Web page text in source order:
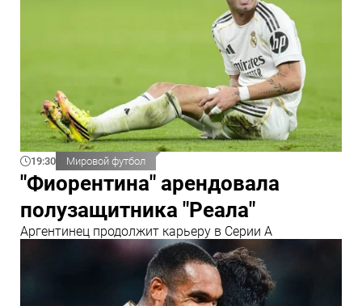
19:30 Мировой футбол
"Фиорентина" арендовала
полузащитника "Реала"
Аргентинец продолжит карьеру в Серии А